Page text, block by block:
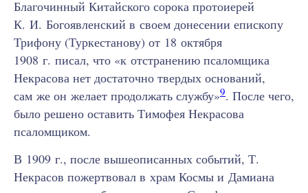
Благочинный Китайского сорока протоиерей
К. И. Богоявленский в своем донесении епископу
Трифону (Туркестанову) от 18 октября
1908 г. писал, что «к отстранению псаломщика
Некрасова нет достаточно твердых оснований,
сам же он желает продолжать службу»9. После чего,
было решено оставить Тимофея Некрасова
псаломщиком.
В 1909 г., после вышеописанных событий, Т.
Некрасов пожертвовал в храм Космы и Дамиана